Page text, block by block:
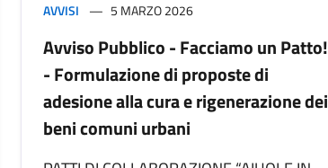
AVVISI 5 MARZO 2026
Avviso Pubblico - Facciamo un Patto!
- Formulazione di proposte di
adesione alla cura e rigenerazione dei
beni comuni urbani